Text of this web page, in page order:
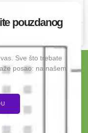
pouzdanog
Sve što trebate
posao: na našem